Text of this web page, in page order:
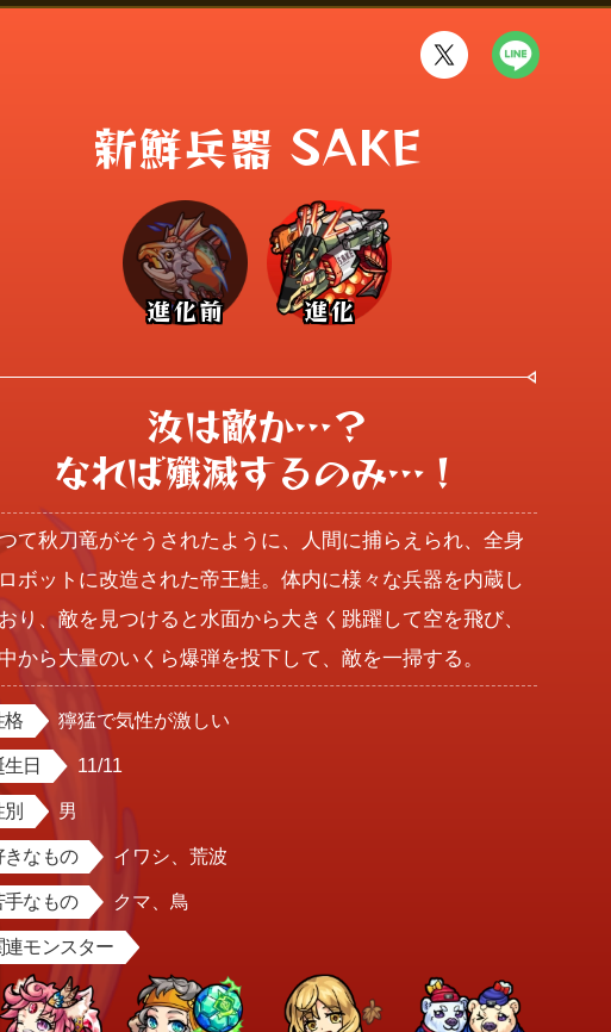
新鮮兵器 SAKE
進化前 進化
汝は敵か…？
なれば殲滅するのみ…！
て秋刀竜がそうされたように、人間に捕らえられ、全身
ボットに改造された帝王鮭。体内に様々な兵器を内蔵し
り、敵を見つけると水面から大きく跳躍して空を飛び、
から大量のいくら爆弾を投下して、敵を一掃する。
格 獰猛で気性が激しい
生日 11/11
男
きなもの イワシ、荒波
手なもの クマ、鳥
連モンスター